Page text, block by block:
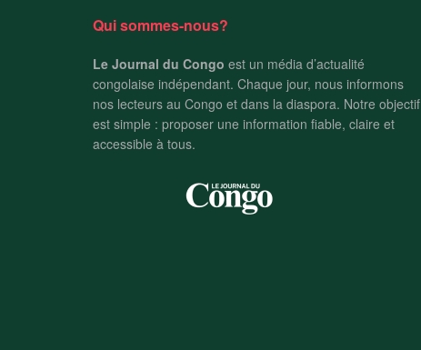
Qui sommes-nous?
Le Journal du Congo est un média d’actualité
congolaise indépendant. Chaque jour, nous informons
nos lecteurs au Congo et dans la diaspora. Notre objectif
est simple : proposer une information fiable, claire et
accessible à tous.